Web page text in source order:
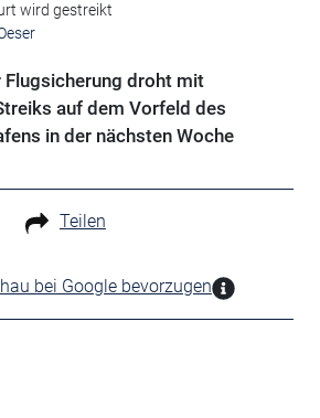
wird gestreikt
droht mit
auf dem Vorfeld des
in der nächsten Woche
Teilen
bei Google bevorzugen